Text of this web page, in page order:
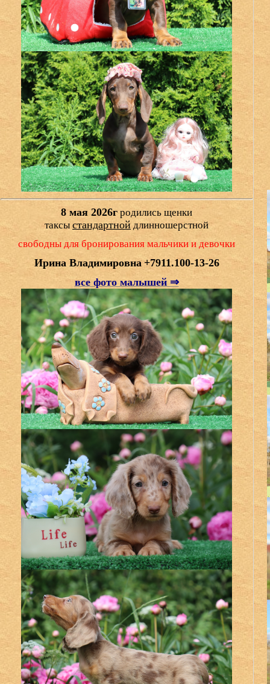
8 мая 2026г родились щенки
таксы стандартной длинношерстной
свободны для бронирования мальчики и девочки
Ирина Владимировна +7911.100-13-26
все фото малышей ⇒